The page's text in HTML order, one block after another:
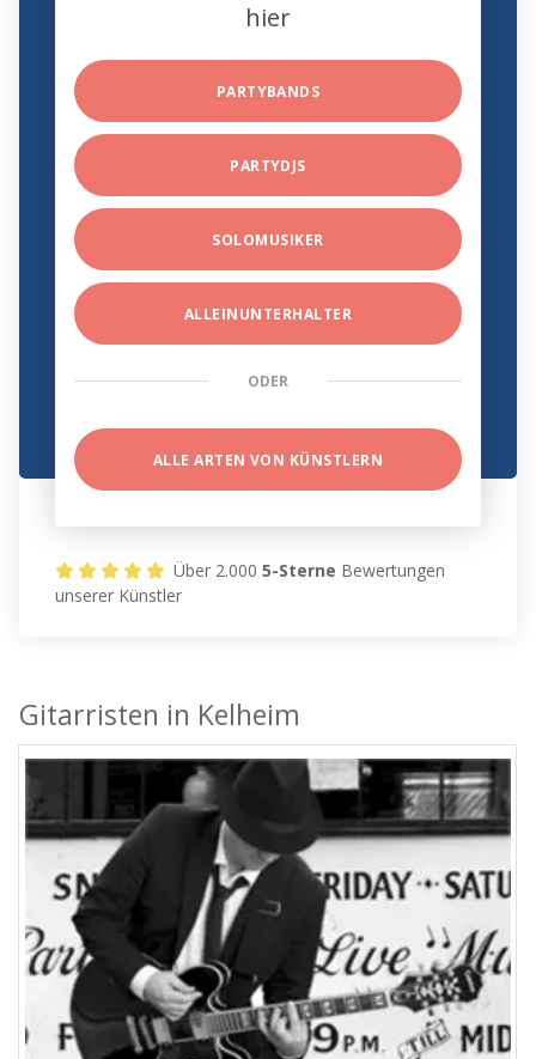
hier
PARTYBANDS
PARTYDJS
SOLOMUSIKER
ALLEINUNTERHALTER
ODER
ALLE ARTEN VON KÜNSTLERN
Über 2.0005-Sterne Bewertungen
unserer Künstler
Gitarristen in Kelheim